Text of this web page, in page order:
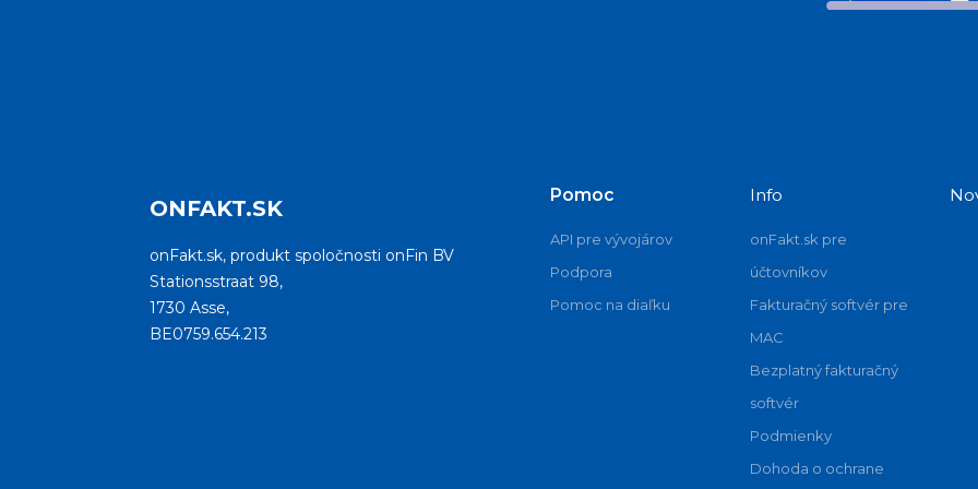
ONFAKT.SK
onFakt.sk, produkt spoločnosti onFin BV
Stationsstraat 98,
1730 Asse,
BE0759.654.213
Pomoc
API pre vývojárov
Podpora
Pomoc na diaľku
Info
onFakt.sk pre
účtovníkov
Fakturačný softvér pre
MAC
Bezplatný fakturačný
softvér
Podmienky
Dohoda o ochrane